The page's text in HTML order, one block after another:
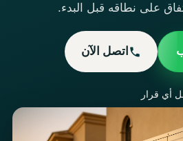
على نطاقه قبل البدء.
اتصل الآن
أي قرار